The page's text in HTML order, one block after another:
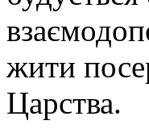
жити
Царства.